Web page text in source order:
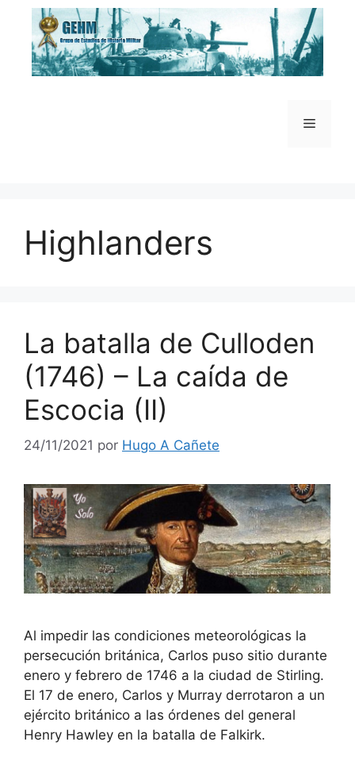
Saltar
contenido
Menú
Highlanders
La batalla de Culloden
(1746) – La caída de
Escocia (II)
24/11/2021 por Hugo A Cañete
Al impedir las condiciones meteorológicas la
persecución británica, Carlos puso sitio durante
enero y febrero de 1746 a la ciudad de Stirling.
El 17 de enero, Carlos y Murray derrotaron a un
ejército británico a las órdenes del general
Henry Hawley en la batalla de Falkirk.